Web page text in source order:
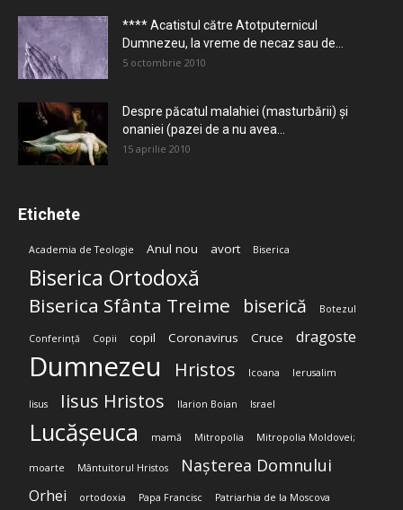
**** Acatistul către Atotputernicul
Dumnezeu, la vreme de necaz sau de...
5 octombrie 2010
Despre păcatul malahiei (masturbării) şi
onaniei (pazei de a nu avea...
15 aprilie 2010
Etichete
Academia de Teologie Anul nou avort Biserica
Biserica Ortodoxă
Biserica Sfânta Treime biserică Botezul
Conferință Copii copil Coronavirus Cruce dragoste
Dumnezeu Hristos Icoana Ierusalim
Iisus Iisus Hristos Ilarion Boian Israel
Lucășeuca mamă Mitropolia Mitropolia Moldovei;
moarte Mântuitorul Hristos Nașterea Domnului
Orhei ortodoxia Papa Francisc Patriarhia de la Moscova